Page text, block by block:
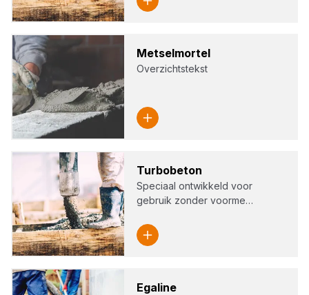
Met­sel­m­or­tel
Overzichtstekst
Tur­bo­be­ton
Speciaal ontwikkeld voor
gebruik zonder voorme…
Ega­li­ne